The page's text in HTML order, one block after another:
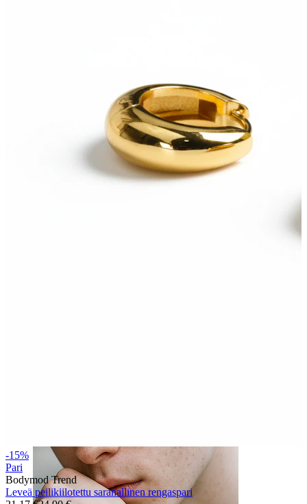
-15%
Pari
Bodymod Trend
Leveä peilikiilotettu saranallinen rengaspari